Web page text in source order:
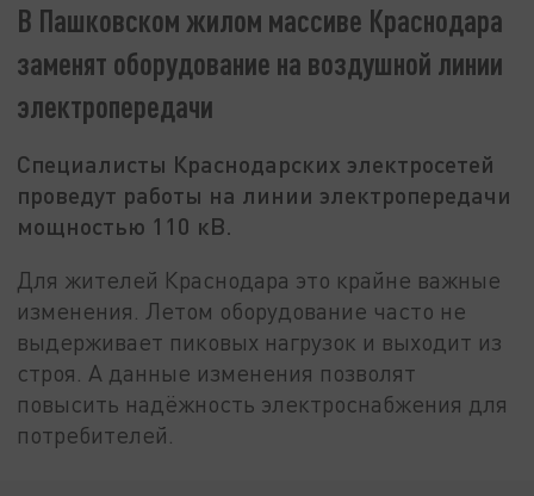
В Пашковском жилом массиве Краснодара
заменят оборудование на воздушной линии
электропередачи
Специалисты Краснодарских электросетей
проведут работы на линии электропередачи
мощностью 110 кВ.
Для жителей Краснодара это крайне важные
изменения. Летом оборудование часто не
выдерживает пиковых нагрузок и выходит из
строя. А данные изменения позволят
повысить надёжность электроснабжения для
потребителей.